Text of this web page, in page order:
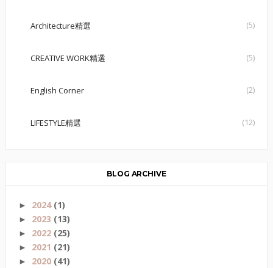
Architecture精選 (5)
CREATIVE WORK精選 (5)
English Corner (2)
LIFESTYLE精選 (12)
BLOG ARCHIVE
► 2024 (1)
► 2023 (13)
► 2022 (25)
► 2021 (21)
► 2020 (41)